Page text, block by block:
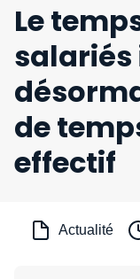
Le
de
effectif
Actualité